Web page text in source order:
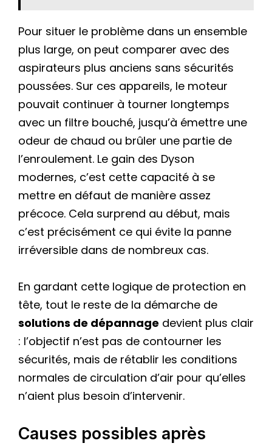
Pour situer le problème dans un ensemble
plus large, on peut comparer avec des
aspirateurs plus anciens sans sécurités
poussées. Sur ces appareils, le moteur
pouvait continuer à tourner longtemps
avec un filtre bouché, jusqu’à émettre une
odeur de chaud ou brûler une partie de
l’enroulement. Le gain des Dyson
modernes, c’est cette capacité à se
mettre en défaut de manière assez
précoce. Cela surprend au début, mais
c’est précisément ce qui évite la panne
irréversible dans de nombreux cas.
En gardant cette logique de protection en
tête, tout le reste de la démarche de
solutions de dépannage devient plus clair
: l’objectif n’est pas de contourner les
sécurités, mais de rétablir les conditions
normales de circulation d’air pour qu’elles
n’aient plus besoin d’intervenir.
Causes possibles après